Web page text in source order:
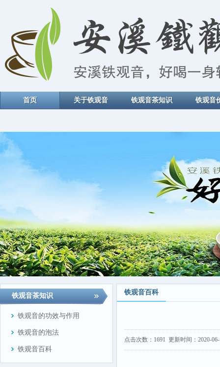
首页 关于铁观音 铁观音茶知识 铁观音
铁观音茶知识
铁观音的功效与作用
铁观音的泡法
铁观音百科
铁观音百科
点击次数： 1691 更新时间：2020-